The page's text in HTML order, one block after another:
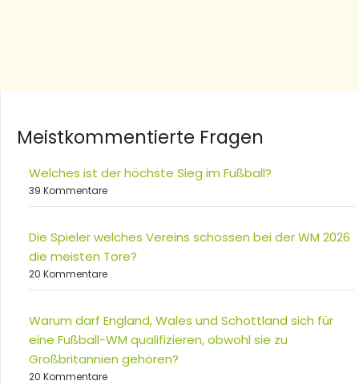
Meistkommentierte Fragen
Welches ist der höchste Sieg im Fußball?
39 Kommentare
Die Spieler welches Vereins schossen bei der WM 2026
die meisten Tore?
20 Kommentare
Warum darf England, Wales und Schottland sich für
eine Fußball-WM qualifizieren, obwohl sie zu
Großbritannien gehören?
20 Kommentare